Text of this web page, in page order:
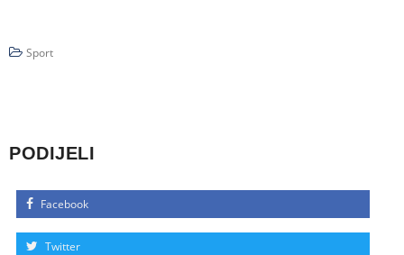
Sport
PODIJELI
Facebook
Twitter